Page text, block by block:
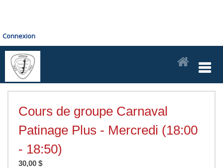
Connexion
Cours de groupe Carnaval
Patinage Plus - Mercredi (18:00
- 18:50)
30,00 $